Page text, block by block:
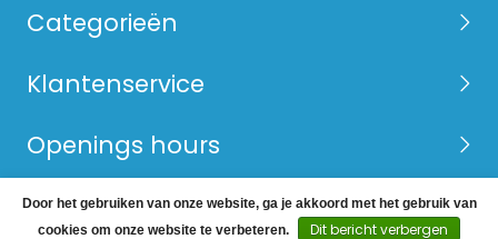
Categorieën
Klantenservice
Openings hours
© Copyright 2026 Mijn Bus is Top -Webshop laten
Door het gebruiken van onze website, ga je akkoord met het gebruik van
cookies om onze website te verbeteren.
Dit bericht verbergen